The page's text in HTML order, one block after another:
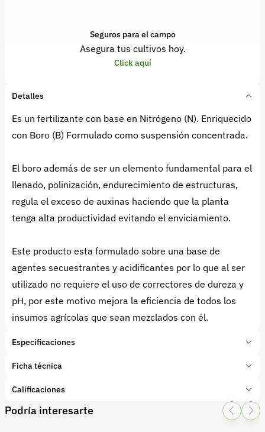
Seguros para el campo
Asegura tus cultivos hoy.
Click aquí
Detalles
Es un fertilizante con base en Nitrógeno (N). Enriquecido
con Boro (B) Formulado como suspensión concentrada.
El boro además de ser un elemento fundamental para el
llenado, polinización, endurecimiento de estructuras,
regula el exceso de auxinas haciendo que la planta
tenga alta productividad evitando el enviciamiento.
Este producto esta formulado sobre una base de
agentes secuestrantes y acidificantes por lo que al ser
utilizado no requiere el uso de correctores de dureza y
pH, por este motivo mejora la eficiencia de todos los
insumos agrícolas que sean mezclados con él.
Especificaciones
Marca: Fosep SAS
Tipo de producto:
Subcategoría:Simples
Ficha técnica
Calificaciones
1 Star
2 Star
3 Star4 Star
Podría interesarte